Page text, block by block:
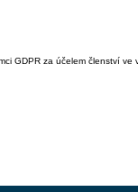
GDPR za účelem členství ve